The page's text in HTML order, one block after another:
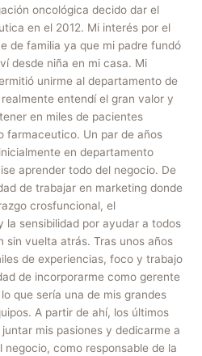
oncológica decido dar el
en el 2012. Mi interés por el
de familia ya que mi padre fundó
desde niña en mi casa. Mi
unirme al departamento de
entendí el gran valor y
en miles de pacientes
farmaceutico. Un par de años
en departamento
aprender todo del negocio. De
de trabajar en marketing donde
crosfuncional, el
la sensibilidad por ayudar a todos
sin vuelta atrás. Tras unos años
de experiencias, foco y trabajo
de incorporarme como gerente
que sería una de mis grandes
A partir de ahí, los últimos
mis pasiones y dedicarme a
como responsable de la